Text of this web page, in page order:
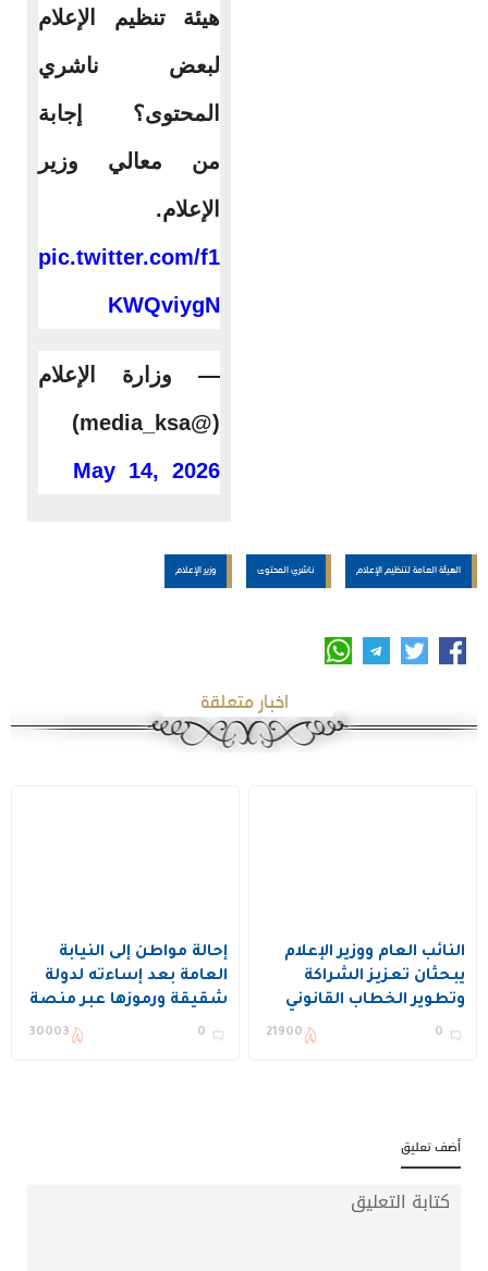
هيئة تنظيم الإعلام
لبعض ناشري
المحتوى؟ إجابة
من معالي وزير
الإعلام.
pic.twitter.com/f1
KWQviygN
— وزارة الإعلام
(@media_ksa)
May 14, 2026
الهيئة العامة لتنظيم الإعلام ناشري المحتوى وزير الإعلام
اخبار متعلقة
النائب العام ووزير الإعلام
يبحثان تعزيز الشراكة
وتطوير الخطاب القانوني
الإعلامي
0
21900
إحالة مواطن إلى النيابة
العامة بعد إساءته لدولة
شقيقة ورموزها عبر منصة
تواصل
0
30003
أضف تعليق